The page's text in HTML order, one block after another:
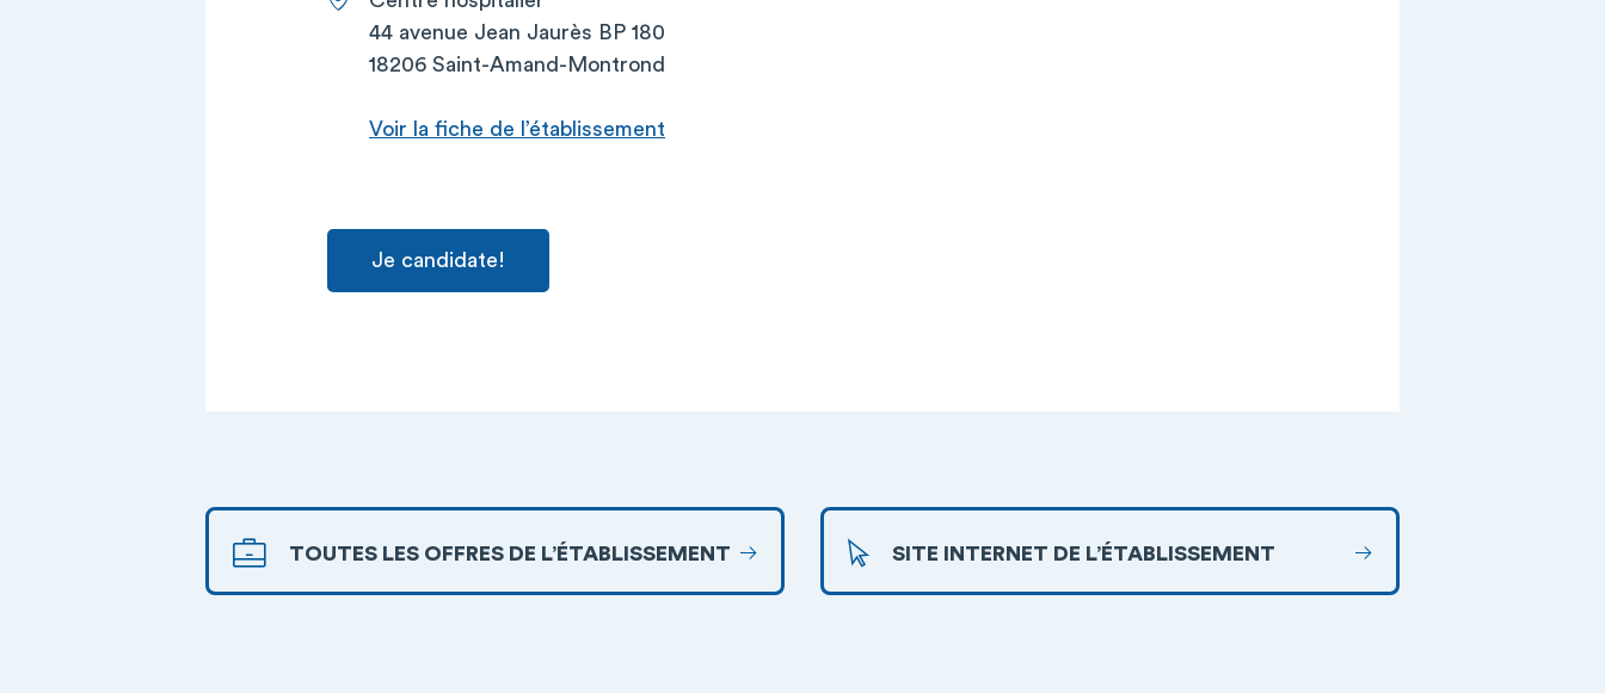
44 avenue Jean Jaurès BP 180
18206 Saint-Amand-Montrond
Voir la fiche de l’établissement
Je candidate!
TOUTES LES OFFRES DE L’ÉTABLISSEMENT SITE INTERNET DE L’ÉTABLISSEMENT